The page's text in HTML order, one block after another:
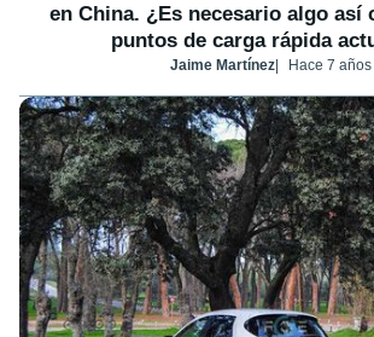
en China. ¿Es necesario algo así
puntos de carga rápida
Jaime Martínez Hace 7 años